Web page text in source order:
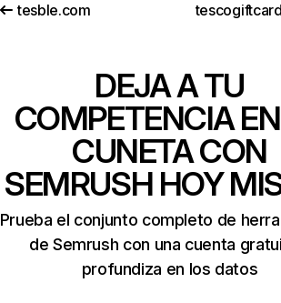
tesble.com
DEJA A TU
COMPETENCIA
CUNETA CON
SEMRUSH HOY
Prueba el conjunto completo de
de Semrush con una cuenta
profundiza en los datos